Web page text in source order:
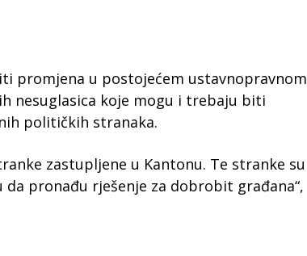
promjena u postojećem ustavnopravnom
nesuglasica koje mogu i trebaju biti
političkih stranaka.
zastupljene u Kantonu. Te stranke su
pronađu rješenje za dobrobit građana“,